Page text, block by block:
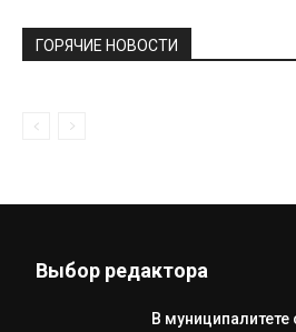
ГОРЯЧИЕ НОВОСТИ
Выбор редактора
В муниципалитете